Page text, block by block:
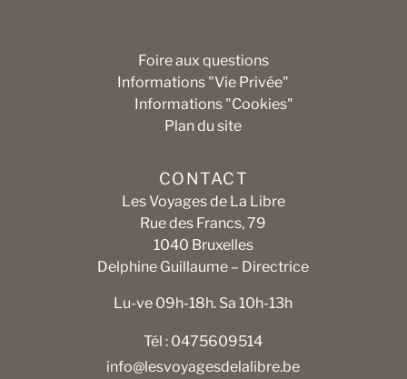
CONTACT
Les Voyages de La Libre
Rue des Francs, 79
1040 Bruxelles
Delphine Guillaume – Directrice
Lu-ve 09h-18h. Sa 10h-13h
Tél : 0475609514
info@lesvoyagesdelalibre.be
Foire aux questions
Informations "Vie Privée"
Informations "Cookies"
Plan du site